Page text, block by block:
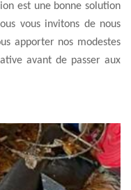
est une bonne solution
vous invitons de nous
apporter nos modestes
avant de passer aux